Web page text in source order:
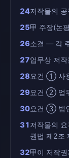
24저작물의
25甲 주장(논
26소결 — 각
27업무상 저
28요건 ① 사
29요건 ② 업
30요건 ③ 법
31저작물의
권법 제2조
32甲이 저작